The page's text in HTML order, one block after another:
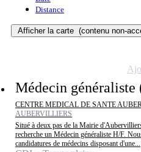
Distance
Afficher la carte (contenu non-
Médecin généraliste
CENTRE MEDICAL DE SANTE
AUBERVILLIERS
Situé à deux pas de la Mairie
recherche un Médecin généraliste H/F.
candidatures de médecins disposant d'une...